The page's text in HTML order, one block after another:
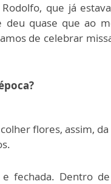
que já
deu quase que ao
de celebrar
flores, assim,
fechada. Dentro de